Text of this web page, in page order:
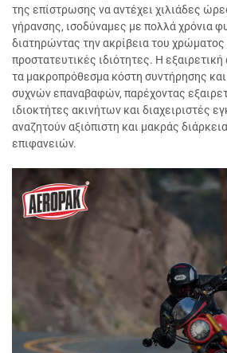
της επίστρωσης να αντέχει χιλιάδες
γήρανσης, ισοδύναμες με πολλά χρόνια
διατηρώντας την ακρίβεια του χρώματος
προστατευτικές ιδιότητες. Η
τα μακροπρόθεσμα κόστη συντήρησης
συχνών επαναβαφών, παρέχοντας
ιδιοκτήτες ακινήτων και διαχειριστές
αναζητούν αξιόπιστη και μακράς
επιφανειών.